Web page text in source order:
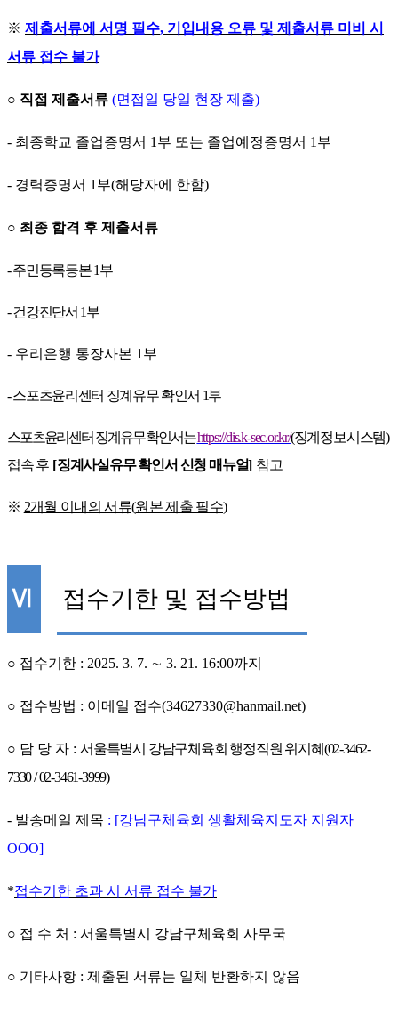
※ 제출서류에 서명 필수, 기입내용 오류 및 제출서류 미비 시
서류 접수 불가
○ 직접 제출서류 (면접일 당일 현장 제출)
- 최종학교 졸업증명서 1 부 또는 졸업예정증명서 1 부
- 경력증명서 1 부(해당자에 한함)
○ 최종 합격 후 제출서류
-주민등록등본1부
-건강진단서 1부
- 우리은행 통장사본 1 부
-스포츠윤리센터 징계유무 확인서 1부
스포츠윤리센터 징계유무 확인서는https://dis.k-sec.or.kr/(징계정보시스템)
접속후 [징계사실유무 확인서 신청 매뉴얼] 참고
※ 2개월 이내의 서류(원본 제출 필수)
Ⅵ 접수기한 및 접수방법
○ 접수기한 : 2025. 3. 7. ∼ 3. 21. 16:00까지
○ 접수방법 : 이메일 접수(34627330@hanmail.net)
○ 담 당 자 : 서울특별시 강남구체육회 행정직원 위지혜 (02-3462-
7330 / 02-3461-3999)
- 발송메일 제목 : [강남구체육회 생활체육지도자 지원자
OOO]
*접수기한 초과 시 서류 접수 불가
○ 접 수 처 : 서울특별시 강남구체육회 사무국
○ 기타사항 : 제출된 서류는 일체 반환하지 않음